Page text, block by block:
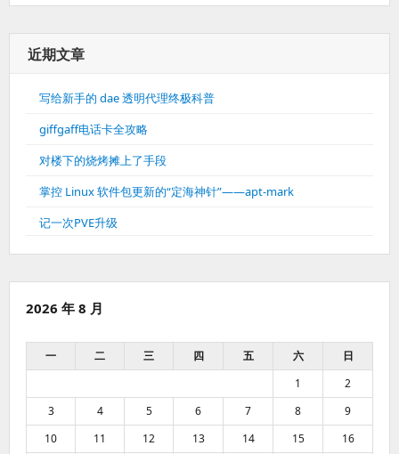
近期文章
写给新手的 dae 透明代理终极科普
giffgaff电话卡全攻略
对楼下的烧烤摊上了手段
掌控 Linux 软件包更新的“定海神针”——apt-mark
记一次PVE升级
2026 年 8 月
一 二 三 四 五 六
日
1
2
3
4 5 6 7 8
9
10
11 12 13 14 15
16